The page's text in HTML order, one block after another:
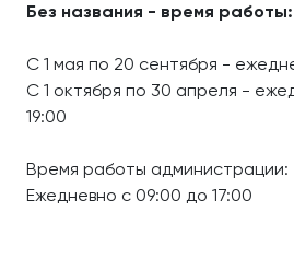
Без названия - время работы:
С 1 мая по 20 сентября -
С 1 октября по 30 апреля -
19:00
Время работы администрации:
Ежедневно с 09:00 до 17:00